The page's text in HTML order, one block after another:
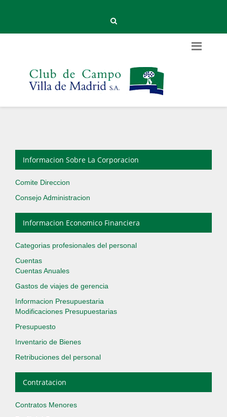
Informacion Sobre La Corporacion
Comite Direccion
Consejo Administracion
Informacion Economico Financiera
Categorias profesionales del personal
Cuentas
Cuentas Anuales
Gastos de viajes de gerencia
Informacion Presupuestaria
Modificaciones Presupuestarias
Presupuesto
Inventario de Bienes
Retribuciones del personal
Contratacion
Contratos Menores